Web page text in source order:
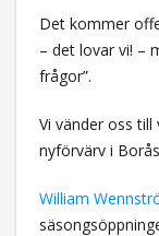
Det kommer
– det lovar vi! –
frågor”.
Vi vänder oss
nyförvärv i
William